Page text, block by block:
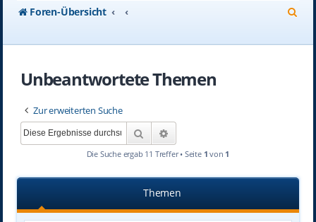
Foren-Übersicht
Unbeantwortete Themen
Zur erweiterten Suche
Suche
Die Suche ergab 11 Treffer • Seite 1 von 1
Themen